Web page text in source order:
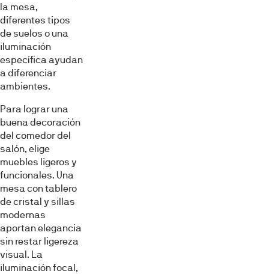
la mesa,
diferentes tipos
de suelos o una
iluminación
específica ayudan
a diferenciar
ambientes.
Para lograr una
buena decoración
del comedor del
salón, elige
muebles ligeros y
funcionales. Una
mesa con tablero
de cristal y sillas
modernas
aportan elegancia
sin restar ligereza
visual. La
iluminación focal,